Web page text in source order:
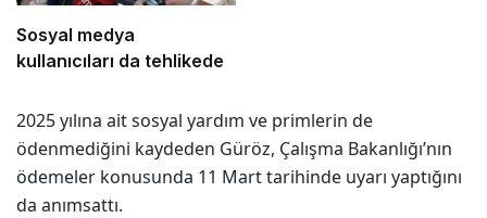
Sosyal medya
kullanıcıları da tehlikede
2025 yılına ait sosyal yardım ve primlerin de
ödenmediğini kaydeden Güröz, Çalışma Bakanlığı’nın
ödemeler konusunda 11 Mart tarihinde uyarı yaptığını
da anımsattı.